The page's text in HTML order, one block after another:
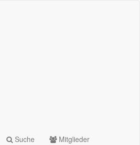
Suche Mitglieder